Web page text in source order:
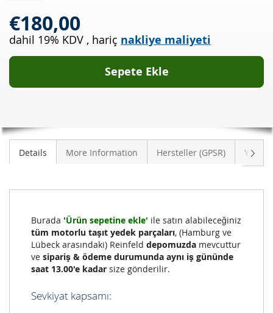
1.6
FSI
(1T1)
€180,00
dahil 19% KDV , hariç nakliye maliyeti
Sepete Ekle
Details More Information Hersteller (GPSR)
Burada 'Ürün sepetine ekle' ile satın alabileceğiniz
tüm motorlu taşıt yedek parçaları, (Hamburg ve
Lübeck arasındaki) Reinfeld depomuzda mevcuttur
ve sipariş & ödeme durumunda aynı iş gününde
saat 13.00'e kadar size gönderilir.
Sevkiyat kapsamı: